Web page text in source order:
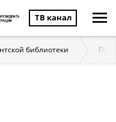
ТВ канал
библиотеки